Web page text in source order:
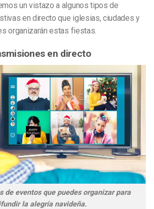
un vistazo a algunos tipos de
en directo que iglesias, ciudades y
organizarán estas fiestas.
en directo
de eventos que puedes organizar para
la alegría navideña.